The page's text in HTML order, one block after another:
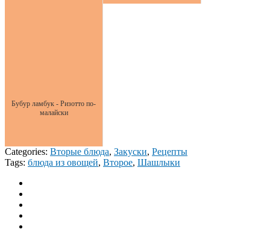
Бубур ламбук - Ризотто по-
малайски
Categories: Вторые блюда, Закуски, Рецепты
Tags: блюда из овощей, Второе, Шашлыки